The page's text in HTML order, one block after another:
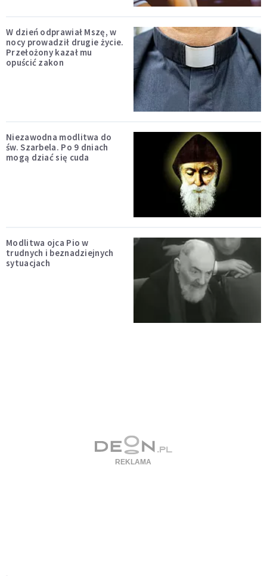
W dzień odprawiał Mszę, w
nocy prowadził drugie życie.
Przełożony kazał mu
opuścić zakon
Niezawodna modlitwa do
św. Szarbela. Po 9 dniach
mogą dziać się cuda
Modlitwa ojca Pio w
trudnych i beznadziejnych
sytuacjach